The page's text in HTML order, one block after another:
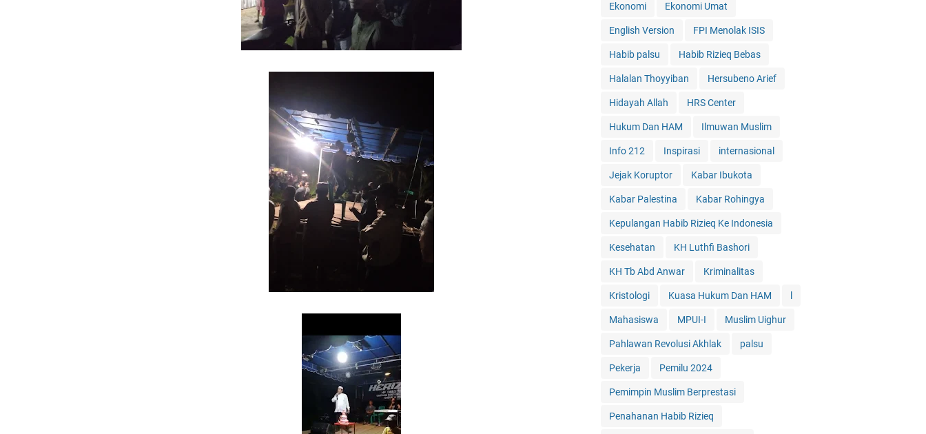
Ekonomi Ekonomi Umat
English Version FPI Menolak ISIS
Habib palsu Habib Rizieq Bebas
Halalan Thoyyiban Hersubeno Arief
Hidayah Allah HRS Center
Hukum Dan HAM Ilmuwan Muslim
Info 212 Inspirasi internasional
Jejak Koruptor Kabar Ibukota
Kabar Palestina Kabar Rohingya
Kepulangan Habib Rizieq Ke Indonesia
Kesehatan KH Luthfi Bashori
KH Tb Abd Anwar Kriminalitas
Kristologi Kuasa Hukum Dan HAM
Mahasiswa MPUI-I Muslim Uighur
Pahlawan Revolusi Akhlak palsu
Pekerja Pemilu 2024
Pemimpin Muslim Berprestasi
Penahanan Habib Rizieq